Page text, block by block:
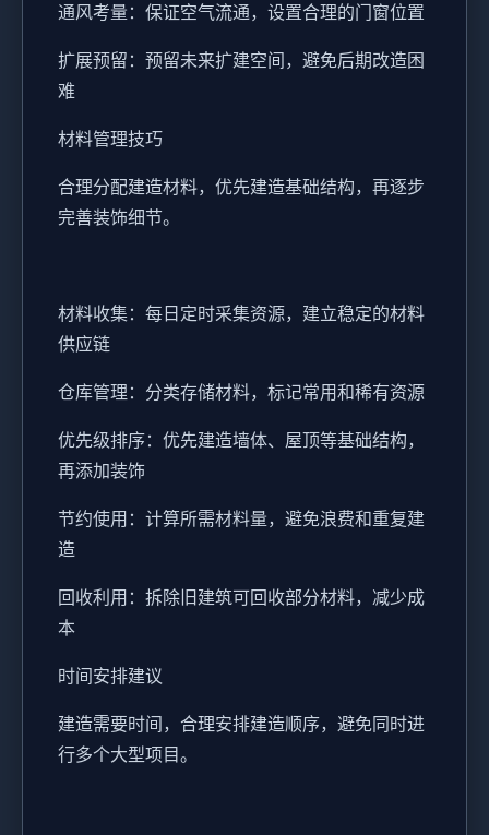
通风考量：保证空气流通，设置合理的门窗位置
扩展预留：预留未来扩建空间，避免后期改造困
难
材料管理技巧
合理分配建造材料，优先建造基础结构，再逐步
完善装饰细节。
材料收集：每日定时采集资源，建立稳定的材料
供应链
仓库管理：分类存储材料，标记常用和稀有资源
优先级排序：优先建造墙体、屋顶等基础结构，
再添加装饰
节约使用：计算所需材料量，避免浪费和重复建
造
回收利用：拆除旧建筑可回收部分材料，减少成
本
时间安排建议
建造需要时间，合理安排建造顺序，避免同时进
行多个大型项目。